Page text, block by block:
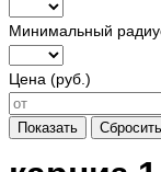
Минимальный
Цена (руб.)
Показать Сбросить